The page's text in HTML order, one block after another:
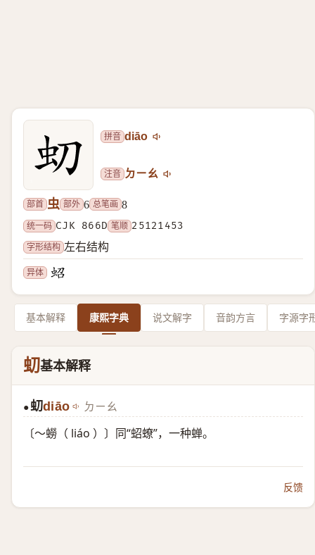
拼音 diāo
注音 ㄉㄧㄠ
部首 虫 部外 6 总笔画 8
统一码 CJK 866D 笔顺 25121453
字形结构 左右结构
异体
基本解释 康熙字典 说文解字 音韵方言 字源字
虭基本解释
●虭diāo ㄉㄧㄠ
〔～蟧（ liáo ）〕同“蛁蟟”，一种蝉。
反馈